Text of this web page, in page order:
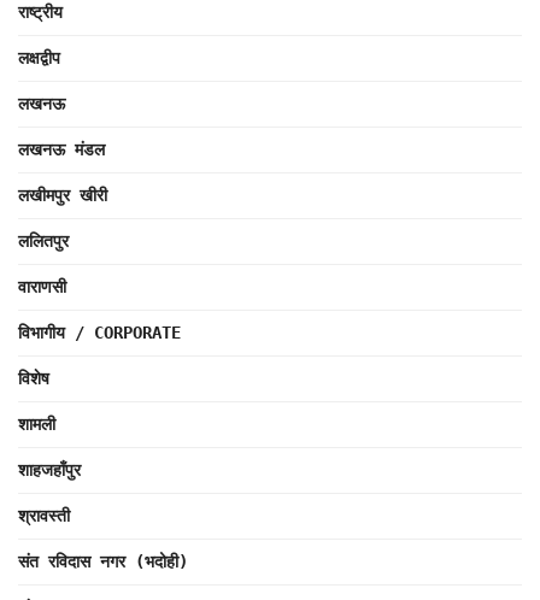
राष्ट्रीय
लक्षद्वीप
लखनऊ
लखनऊ मंडल
लखीमपुर खीरी
ललितपुर
वाराणसी
विभागीय / CORPORATE
विशेष
शामली
शाहजहाँपुर
श्रावस्ती
संत रविदास नगर (भदोही)